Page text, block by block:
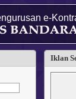
e-
Iklan